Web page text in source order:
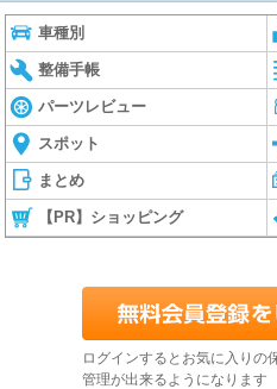
車種別
整備手帳
パーツレビュー
スポット
まとめ
【PR】ショッピング
ログインするとお気に入りの
管理が出来るようになります